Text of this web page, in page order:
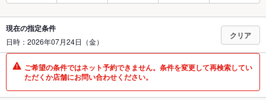
現在の指定条件
日時：2026年07月24日（金）
クリア
ご希望の条件ではネット予約できません。条件を変更して再検索してい
ただくか店舗にお問い合わせください。